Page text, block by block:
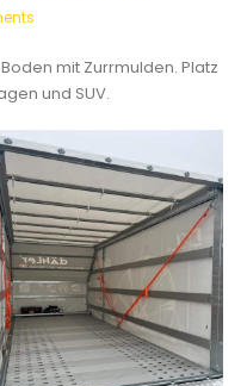
mit Zurrmulden. Platz
und SUV.